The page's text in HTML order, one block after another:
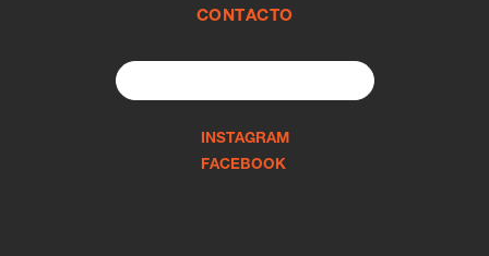
CONTACTO
for:
INSTAGRAM
FACEBOOK